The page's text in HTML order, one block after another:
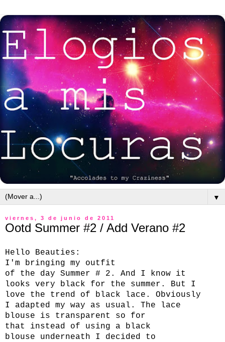
▼
viernes, 3 de junio de 2011
Ootd Summer #2 / Add Verano #2
Hello Beauties :
I'm bringing
my
outfit
of
the day Summer # 2 . And I know
it
looks very black for the summer . But
I
love
the trend of black lace . Obviously
I adapted my way as usual. The
lace
blouse
is transparent so
for
that
instead of using a
black
blouse
underneath I decided to